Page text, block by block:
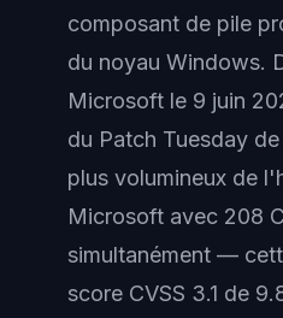
composant de pile
du noyau Windows.
Microsoft le 9 juin
du Patch Tuesday
plus volumineux de
Microsoft avec 208
simultanément —
score CVSS 3.1 de